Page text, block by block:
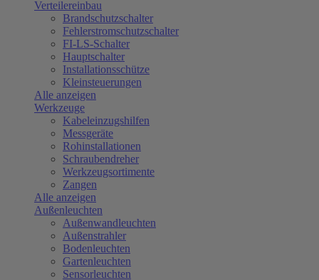
Verteilereinbau
Brandschutzschalter
Fehlerstromschutzschalter
FI-LS-Schalter
Hauptschalter
Installationsschütze
Kleinsteuerungen
Alle anzeigen
Werkzeuge
Kabeleinzugshilfen
Messgeräte
Rohinstallationen
Schraubendreher
Werkzeugsortimente
Zangen
Alle anzeigen
Außenleuchten
Außenwandleuchten
Außenstrahler
Bodenleuchten
Gartenleuchten
Sensorleuchten